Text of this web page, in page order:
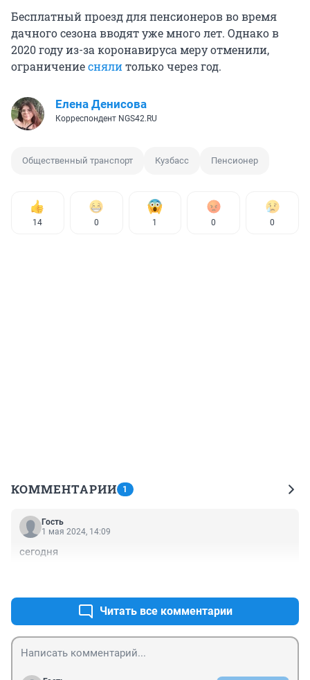
Бесплатный проезд для пенсионеров во время
дачного сезона вводят уже много лет. Однако в
2020 году из-за коронавируса меру отменили,
ограничениеснялитолько через год.
Елена Денисова
Корреспондент NGS42.RU
Общественный транспорт Кузбасс Пенсионер
14 0 1 0 0
КОММЕНТАРИИ 1
Гость
1 мая 2024, 14:09
сегодня
Читать все комментарии